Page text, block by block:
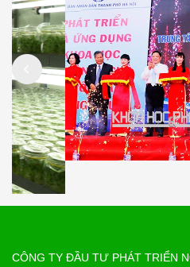
CÔNG TY ĐẦU TƯ PHÁT TRIỂN